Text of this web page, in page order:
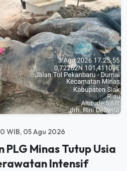
WIB, 05 Agu 2026
Minas Tutup Usia
Intensif